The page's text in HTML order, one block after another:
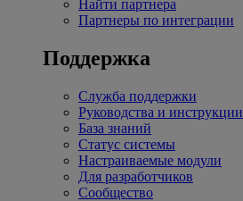
Найти партнера
Партнеры по интеграции
Поддержка
Служба поддержки
Руководства и инструкции
База знаний
Статус системы
Настраиваемые модули
Для разработчиков
Сообщество